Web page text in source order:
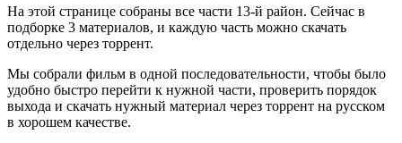
На этой странице собраны все части 13-й район. Сейчас в
подборке 3 материалов, и каждую часть можно скачать
отдельно через торрент.
Мы собрали фильм в одной последовательности, чтобы было
удобно быстро перейти к нужной части, проверить порядок
выхода и скачать нужный материал через торрент на русском
в хорошем качестве.